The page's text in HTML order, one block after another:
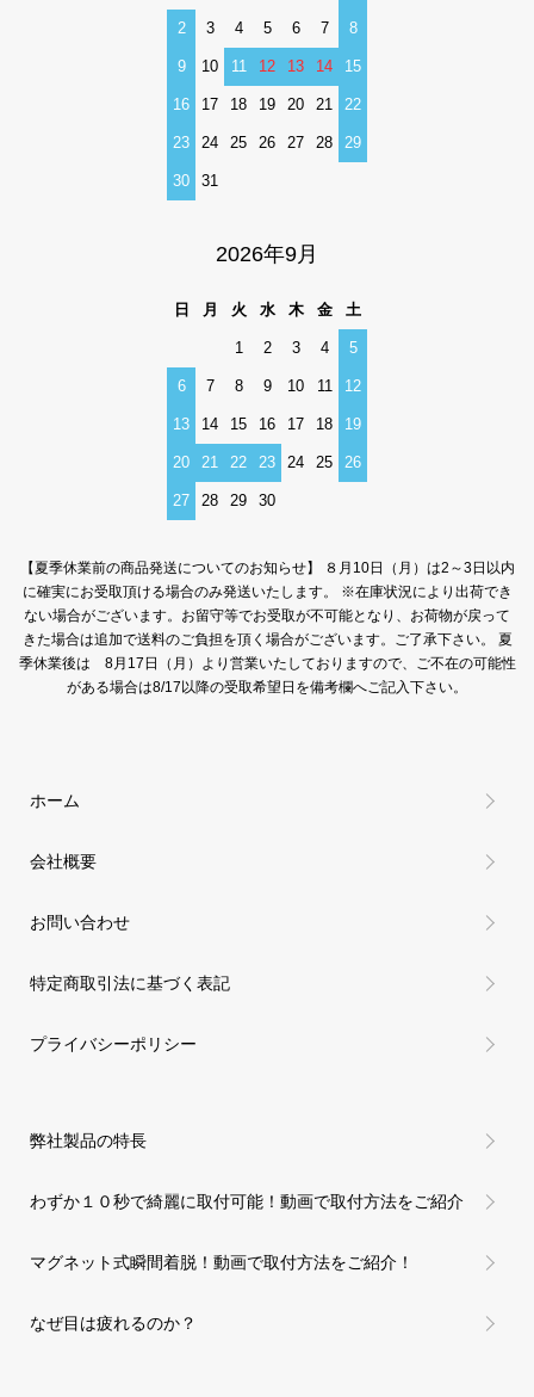
2 3 4 5 6 7 8
9 10 11 12 13 14 15
16 17 18 19 20 21 22
23 24 25 26 27 28 29
30 31
2026年9月
日 月 火 水 木 金 土
1 2 3 4 5
6 7 8 9 10 11 12
13 14 15 16 17 18 19
20 21 22 23 24 25 26
27 28 29 30
【夏季休業前の商品発送についてのお知らせ】 ８月10日（月）は2～3日以内
に確実にお受取頂ける場合のみ発送いたします。 ※在庫状況により出荷でき
ない場合がございます。お留守等でお受取が不可能となり、お荷物が戻って
きた場合は追加で送料のご負担を頂く場合がございます。ご了承下さい。 夏
季休業後は 8月17日（月）より営業いたしておりますので、ご不在の可能性
がある場合は8/17以降の受取希望日を備考欄へご記入下さい。
ホーム
会社概要
お問い合わせ
特定商取引法に基づく表記
プライバシーポリシー
弊社製品の特長
わずか１０秒で綺麗に取付可能！動画で取付方法をご紹介
マグネット式瞬間着脱！動画で取付方法をご紹介！
なぜ目は疲れるのか？